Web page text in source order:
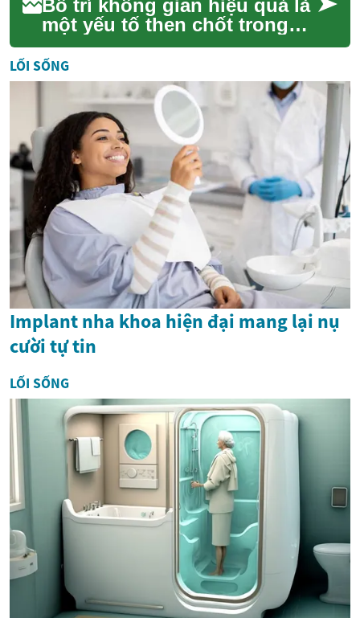
Bố trí không gian hiệu quả là
một yếu tố then chốt trong
thiết kế nội thất, giúp biến
đổi bất kỳ căn phòng nào
thành ...
LỐI SỐNG
Implant nha khoa hiện đại mang lại nụ
cười tự tin
LỐI SỐNG